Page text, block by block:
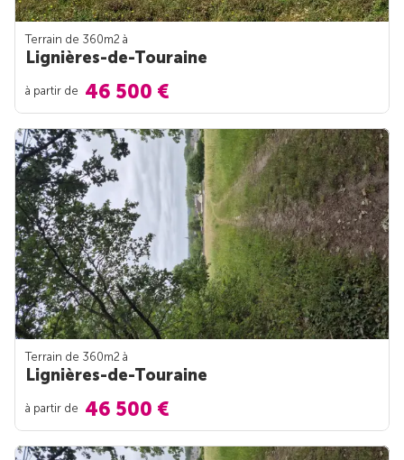
Terrain de 360m2 à
Lignières-de-Touraine
à partir de 46 500 €
Terrain de 360m2 à
Lignières-de-Touraine
à partir de 46 500 €